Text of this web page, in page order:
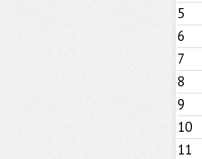
5
6
7
8
9
10
11